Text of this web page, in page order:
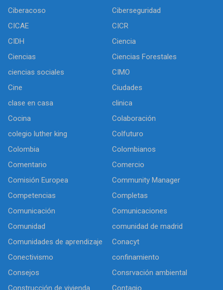
Ciberacoso
Ciberseguridad
CICAE
CICR
CIDH
Ciencia
Ciencias
Ciencias Forestales
ciencias sociales
CIMO
Cine
Ciudades
clase en casa
clinica
Cocina
Colaboración
colegio luther king
Colfuturo
Colombia
Colombianos
Comentario
Comercio
Comisión Europea
Community Manager
Competencias
Completas
Comunicación
Comunicaciones
Comunidad
comunidad de madrid
Comunidades de aprendizaje
Conacyt
Conectivismo
confinamiento
Consejos
Consrvación ambiental
Construcción de vivienda
Contagio